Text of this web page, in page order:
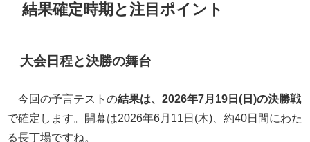
結果確定時期と注目ポイント
大会日程と決勝の舞台
今回の予言テストの結果は、2026年7月19日(日)の決勝戦
で確定します。開幕は2026年6月11日(木)、約40日間にわた
る長丁場ですね。